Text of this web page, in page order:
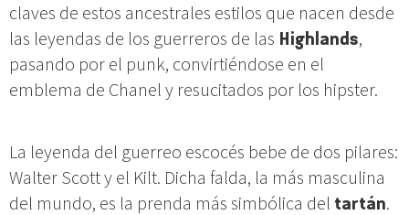
claves de estos ancestrales estilos que nacen desde
las leyendas de los guerreros de las Highlands,
pasando por el punk, convirtiéndose en el
emblema de Chanel y resucitados por los hipster.
La leyenda del guerreo escocés bebe de dos pilares:
Walter Scott y el Kilt. Dicha falda, la más masculina
del mundo, es la prenda más simbólica del tartán.